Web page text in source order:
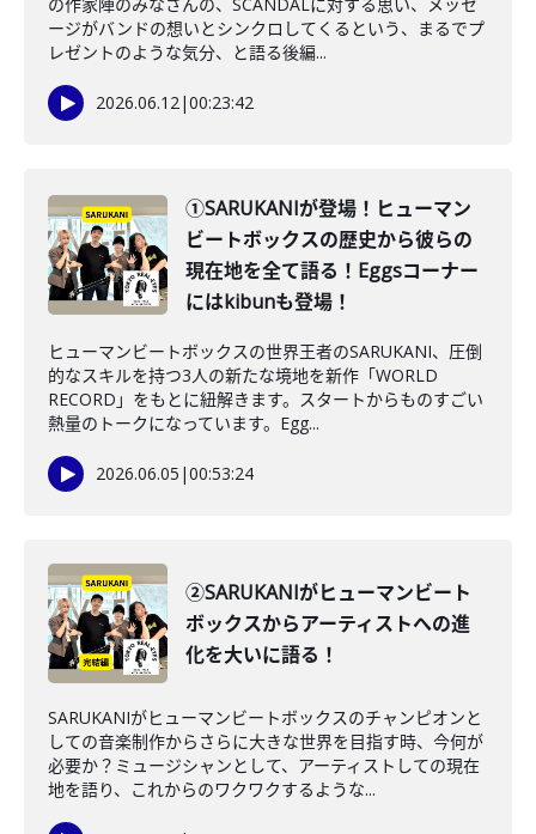
ージがバンドの想いとシンクロしてくるという、まるでプ
レゼントのような気分、と語る後編...
2026.06.12|00:23:42
①SARUKANIが登場！ヒューマン
ビートボックスの歴史から彼らの
現在地を全て語る！Eggsコーナー
にはkibunも登場！
ヒューマンビートボックスの世界王者のSARUKANI、圧倒
的なスキルを持つ3人の新たな境地を新作「WORLD
RECORD」をもとに紐解きます。スタートからものすごい
熱量のトークになっています。Egg...
2026.06.05 |00:53:24
②SARUKANIがヒューマンビート
ボックスからアーティストへの進
化を大いに語る！
SARUKANIがヒューマンビートボックスのチャンピオンと
しての音楽制作からさらに大きな世界を目指す時、今何が
必要か？ミュージシャンとして、アーティストしての現在
地を語り、これからのワクワクするような...